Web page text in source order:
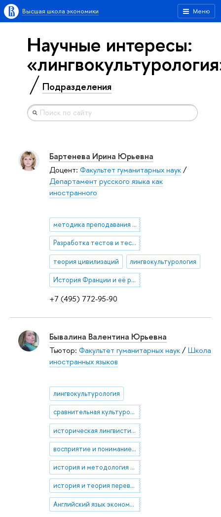
Меню
Высшая школа экономики
Научные интересы:
Подразделения
+7 (495) 772-95-90
Бартенева Ирина Юрьевна
Доцент: Факультет гуманитарных наук/
Департамент русского языка как
иностранного
методика преподавания французского языка
Разработка тестов и тестовых заданий / инструменты контроля уровня знаний
теория цивилизаций лингвокультурология
История Франции и её регионов
Бывалина Валентина Юрьевна
Тьютор: Факультет гуманитарных наук/Школа
иностранных языков
лингвокультурология
сравнительная культурология
историческая лингвистика
восприятие и понимание в переводе
история и методология перевода
история и теория перевода
Английский язык экономики и бизнеса